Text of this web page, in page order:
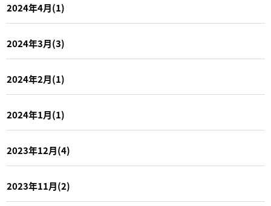
2024年4月(1)
2024年3月(3)
2024年2月(1)
2024年1月(1)
2023年12月(4)
2023年11月(2)